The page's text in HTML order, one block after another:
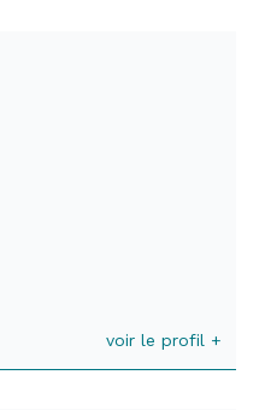
voir le profil +